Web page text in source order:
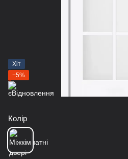
Хіт
−5%
Колір